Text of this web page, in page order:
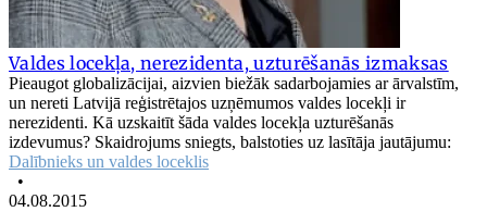
Valdes locekļa, nerezidenta, uzturēšanās izmaksas
Pieaugot globalizācijai, aizvien biežāk sadarbojamies ar ārvalstīm,
un nereti Latvijā reģistrētajos uzņēmumos valdes locekļi ir
nerezidenti. Kā uzskaitīt šāda valdes locekļa uzturēšanās
izdevumus? Skaidrojums sniegts, balstoties uz lasītāja jautājumu:
Dalībnieks un valdes loceklis
•
04.08.2015